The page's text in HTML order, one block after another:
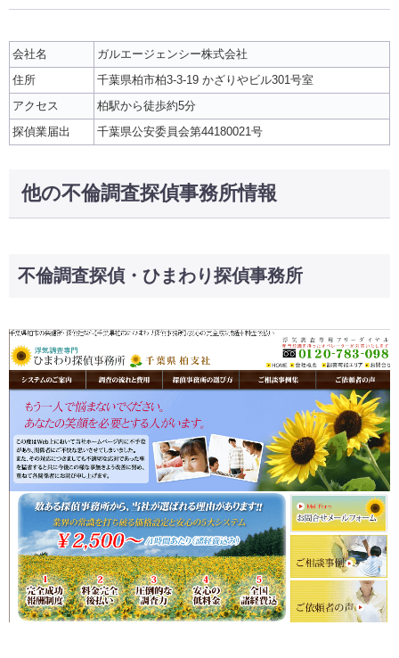
会社名
ガルエージェンシー株式会社
住所
千葉県柏市柏3-3-19 かざりやビル301号室
アクセス
柏駅から徒歩約5分
探偵業届出
千葉県公安委員会第44180021号
他の不倫調査探偵事務所情報
不倫調査探偵・ひまわり探偵事務所